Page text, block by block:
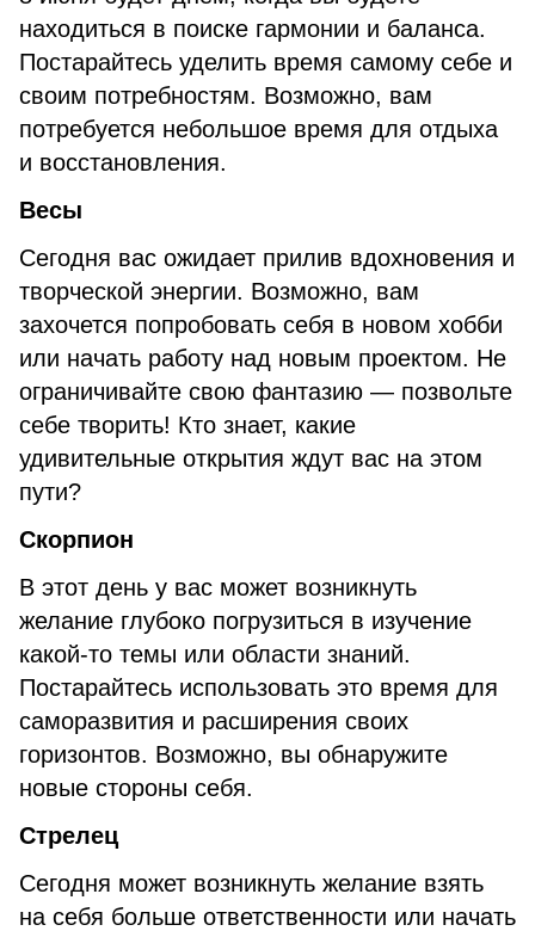
находиться в поиске гармонии и баланса.
Постарайтесь уделить время самому себе и
своим потребностям. Возможно, вам
потребуется небольшое время для отдыха
и восстановления.
Весы
Сегодня вас ожидает прилив вдохновения и
творческой энергии. Возможно, вам
захочется попробовать себя в новом хобби
или начать работу над новым проектом. Не
ограничивайте свою фантазию — позвольте
себе творить! Кто знает, какие
удивительные открытия ждут вас на этом
пути?
Скорпион
В этот день у вас может возникнуть
желание глубоко погрузиться в изучение
какой-то темы или области знаний.
Постарайтесь использовать это время для
саморазвития и расширения своих
горизонтов. Возможно, вы обнаружите
новые стороны себя.
Стрелец
Сегодня может возникнуть желание взять
на себя больше ответственности или начать